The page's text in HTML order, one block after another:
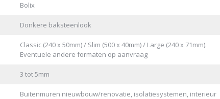
Bolix
Donkere baksteenlook
Classic (240 x 50mm) / Slim (500 x 40mm) / Large (240 x 71mm).
Eventuele andere formaten op aanvraag
3 tot 5mm
Buitenmuren nieuwbouw/renovatie, isolatiesystemen, interieur